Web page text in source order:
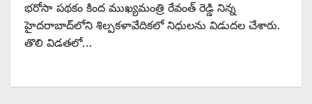
భరోసా పథకం కింద ముఖ్యమంత్రి రేవంత్ రెడ్డి నిన్న
హైదరాబాద్‌లోని శిల్పకళావేదికలో నిధులను విడుదల చేశారు.
తొలి విడతలో…